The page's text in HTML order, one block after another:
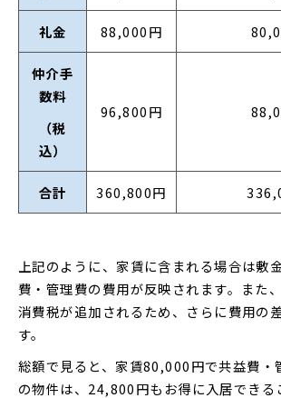
礼金 88,000円
仲介手
数料
（税
込）
96,800円
合計 360,800円
上記のように、家賃に含まれる場合は敷
費・管理費の費用が反映されます。また
消費税が追加されるため、さらに費用の
す。
総額で見ると、家賃80,000円で共益費
の物件は、24,800円もお得に入居できる